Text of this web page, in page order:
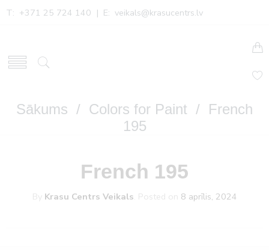
T: +371 25 724 140 | E: veikals@krasucentrs.lv
Sākums / Colors for Paint / French
195
French 195
By Krasu Centrs Veikals Posted on 8 aprīlis, 2024